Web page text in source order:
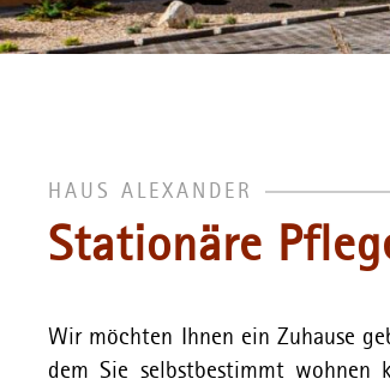
HAUS ALEXANDER
Stationäre
Wir möchten Ihnen ein Zuhause
dem Sie selbstbestimmt wohnen